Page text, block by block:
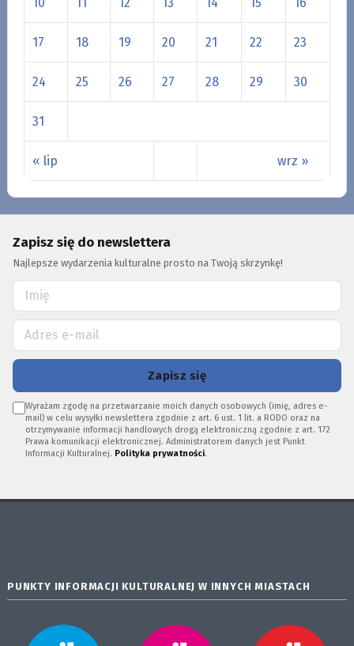
« lip wrz »
17 18 19 20 21 22 23
24 25 26 27 28 29 30
31
Zapisz się do newslettera
Najlepsze wydarzenia kulturalne prosto na Twoją skrzynkę!
Zapisz się
Wyrażam zgodę na przetwarzanie moich danych osobowych (imię, adres e-
mail) w celu wysyłki newslettera zgodnie z art. 6 ust. 1 lit. a RODO oraz na
otrzymywanie informacji handlowych drogą elektroniczną zgodnie z art. 172
Prawa komunikacji elektronicznej. Administratorem danych jest Punkt
Informacji Kulturalnej. Polityka prywatności.
PUNKTY INFORMACJI KULTURALNEJ W INNYCH MIASTACH